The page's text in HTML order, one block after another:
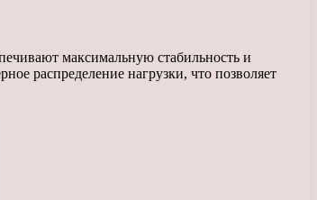
максимальную стабильность и
распределение нагрузки, что позволяет